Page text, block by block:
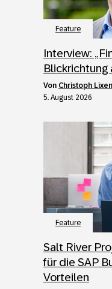
Feature
Interview:
Blickrichtung
von Christoph
5. August 2026
Feature
Salt River
für die SAP
Vorteilen